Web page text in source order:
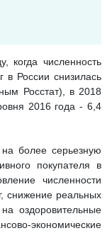
когда численность
в России снизилась
Росстат), в 2018
2016 года - 6,4
более серьезную
покупателя в
численности
снижение реальных
оздоровительные
экономические